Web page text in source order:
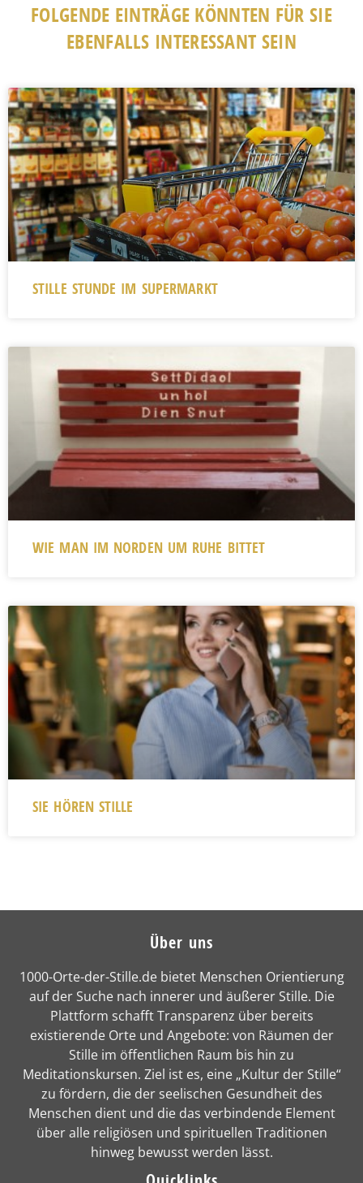
FOLGENDE EINTRÄGE KÖNNTEN FÜR SIE
EBENFALLS INTERESSANT SEIN
STILLE STUNDE IM SUPERMARKT
WIE MAN IM NORDEN UM RUHE BITTET
SIE HÖREN STILLE
Über uns
1000-Orte-der-Stille.de bietet Menschen Orientierung
auf der Suche nach innerer und äußerer Stille. Die
Plattform schafft Transparenz über bereits
existierende Orte und Angebote: von Räumen der
Stille im öffentlichen Raum bis hin zu
Meditationskursen. Ziel ist es, eine „Kultur der Stille“
zu fördern, die der seelischen Gesundheit des
Menschen dient und die das verbindende Element
über alle religiösen und spirituellen Traditionen
hinweg bewusst werden lässt.